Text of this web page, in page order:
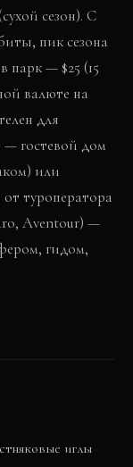
сезон). С
пик сезона
парк — $25 (15
валюте на
для
— гостевой дом
или
туроператора
Aventour) —
гидом,
иглы